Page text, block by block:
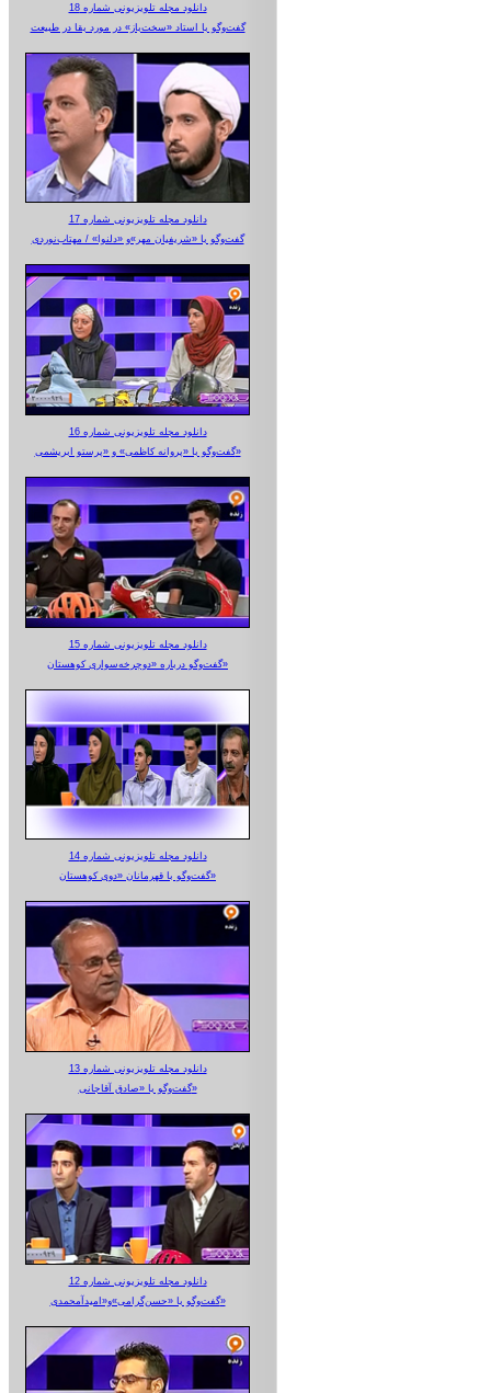
دانلود مجله تلویزیونی شماره 18
گفت‌وگو با استاد «سخت‌باز» در مورد بقا در طبیعت
دانلود مجله تلویزیونی شماره 17
گفت‌وگو با «شریفیان مهر»‌و «دلنوا» / مهتاب‌نوردی
دانلود مجله تلویزیونی شماره 16
گفت‌وگو با «پروانه کاظمی» و «پرستو‌ ابریشمی»
دانلود مجله تلویزیونی شماره 15
گفت‌وگو درباره «دوچرخه‌سواری کوهستان»
دانلود مجله تلویزیونی شماره 14
گفت‌وگو با قهرمانان «دوی کوهستان»
دانلود مجله تلویزیونی شماره 13
گفت‌وگو با «صادق آقاجانی»
دانلود مجله تلویزیونی شماره 12
گفت‌وگو با «حسن‌گرامی»و«امیدآمحمدی»